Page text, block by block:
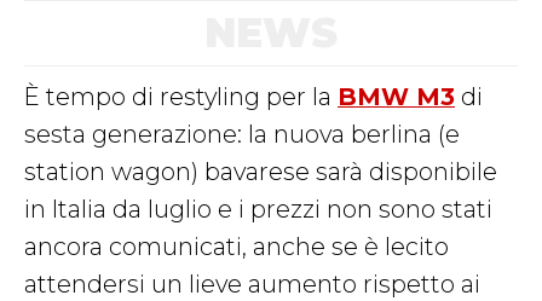
È tempo di restyling per la BMW M3 di
sesta generazione: la nuova berlina (e
station wagon) bavarese sarà disponibile
in Italia da luglio e i prezzi non sono stati
ancora comunicati, anche se è lecito
attendersi un lieve aumento rispetto ai